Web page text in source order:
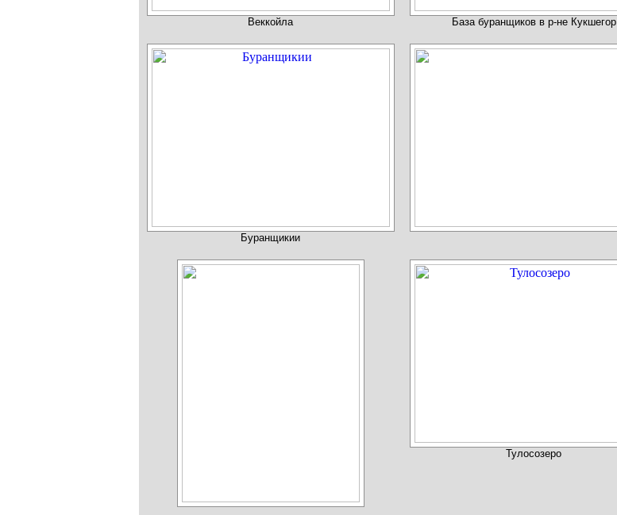
Веккойла База буранщиков в р-не Кукшегор
Буранщикии
Тулосозеро